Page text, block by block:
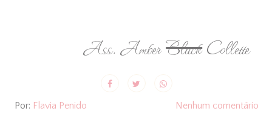
Ass. AmberBlackCollette
Por: Flavia Penido
Nenhum comentário